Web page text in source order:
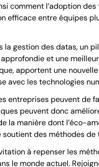
comment l’adoption
efficace entre équipes
la gestion des datas, un
et une
apportent une
avec les technologies
entreprises peuvent de
peuvent donc
la manière dont l’éco-
soutient des méthodes
à repenser les
le monde actuel.